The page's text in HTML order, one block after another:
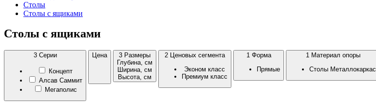
Столы
Столы с ящиками
Столы с ящиками
3 Серии
Концепт
Алсав Саммит
Мегаполис
Цена 3 Размеры
Глубина, см
Ширина, см
Высота, см
2 Ценовых сегмента
Эконом класс
Премиум класс
1 Форма
Прямые
1 Материал опоры
Столы Металлокаркас